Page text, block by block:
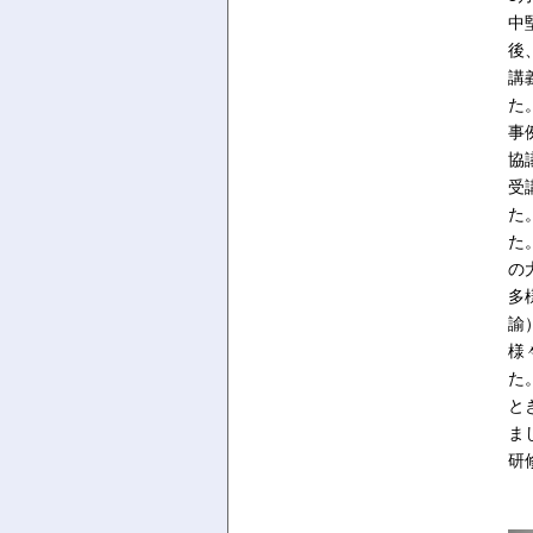
中
後
講
た
事
協
受
た
た
の
多
諭
様
た
と
ま
研